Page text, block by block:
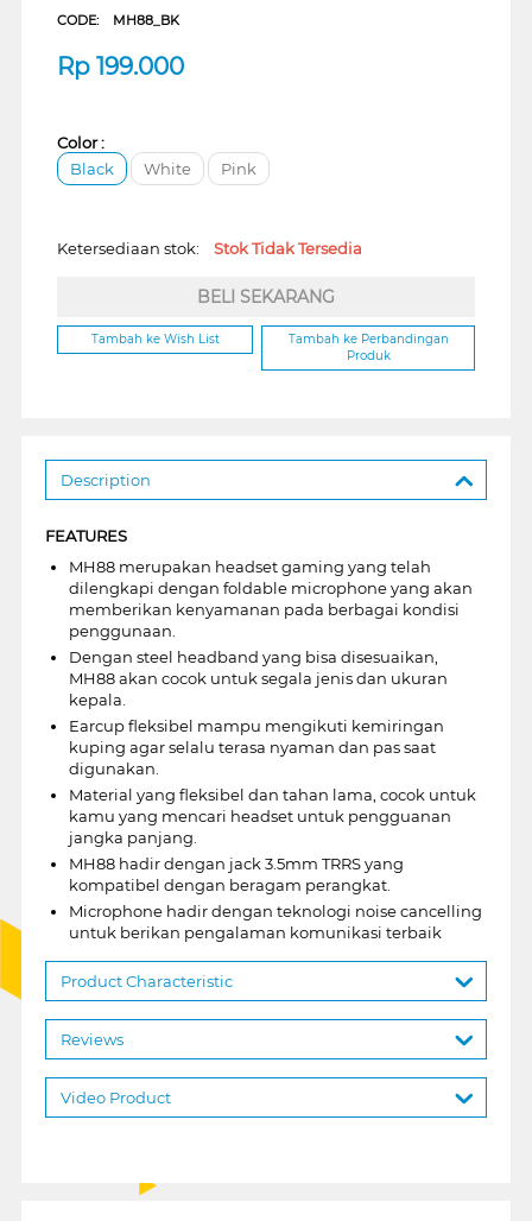
CODE: MH88_BK
Rp 199.000
Color :
Black
White Pink
Ketersediaan stok: Stok Tidak Tersedia
BELI SEKARANG
Tambah ke Wish List
Tambah ke Perbandingan
Produk
Description
FEATURES
MH88 merupakan headset gaming yang telah
dilengkapi dengan foldable microphone yang akan
memberikan kenyamanan pada berbagai kondisi
penggunaan.
Dengan steel headband yang bisa disesuaikan,
MH88 akan cocok untuk segala jenis dan ukuran
kepala.
Earcup fleksibel mampu mengikuti kemiringan
kuping agar selalu terasa nyaman dan pas saat
digunakan.
Material yang fleksibel dan tahan lama, cocok untuk
kamu yang mencari headset untuk pengguanan
jangka panjang.
MH88 hadir dengan jack 3.5mm TRRS yang
kompatibel dengan beragam perangkat.
Microphone hadir dengan teknologi noise cancelling
untuk berikan pengalaman komunikasi terbaik
Product Characteristic
Reviews
Video Product